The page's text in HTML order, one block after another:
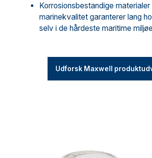
Korrosionsbestandige materialer
marinekvalitet garanterer lang
selv i de hårdeste maritime
Udforsk Maxwell